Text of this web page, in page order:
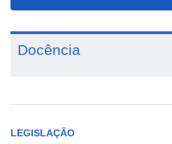
Docência
LEGISLAÇÃO